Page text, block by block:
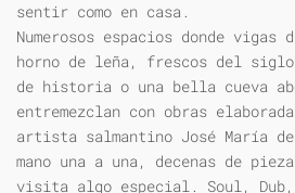
sentir como en casa.
Numerosos espacios donde vigas
horno de leña, frescos del
de historia o una bella cueva
entremezclan con obras
artista salmantino José María
mano una a una, decenas de
visita algo especial. Soul,